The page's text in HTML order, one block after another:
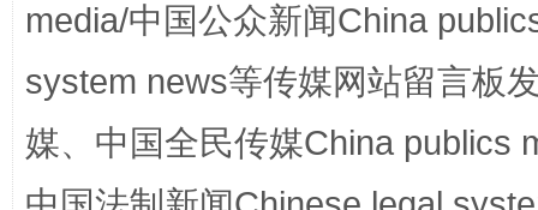
media/中国公众新闻China
system news等传媒网站留言板
媒、中国全民传媒China publics